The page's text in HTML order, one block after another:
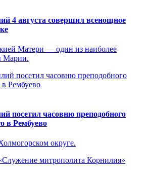
4 августа совершил всенощное
Матери — один из наиболее
Марии.
посетил часовню преподобного
в Рембуево
округе.
митрополита Корнилия»